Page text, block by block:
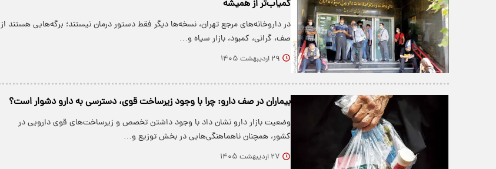
کمیاب‌تر از همیشه
در داروخانه‌های مرجع تهران، نسخه‌ها دیگر فقط دستور درمان نیستند؛ برگه‌هایی‌ هستند از
صف، گرانی، کمبود، بازار سیاه و…
۲۹ اردیبهشت ۱۴۰۵
بیماران در صف دارو: چرا با وجود زیرساخت قوی، دسترسی به دارو دشوار است؟
وضعیت بازار دارو نشان داد با وجود داشتن تخصص و زیرساخت‌های قوی دارویی در
کشور، همچنان ناهماهنگی‌هایی در بخش توزیع و…
۲۷ اردیبهشت ۱۴۰۵